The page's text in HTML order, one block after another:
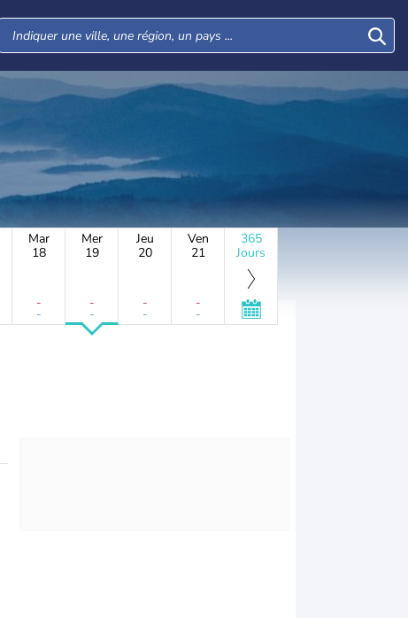
Mar
18
-
-
Mer
19
-
-
Jeu
20
-
-
Ven
21
-
-
365
Jours